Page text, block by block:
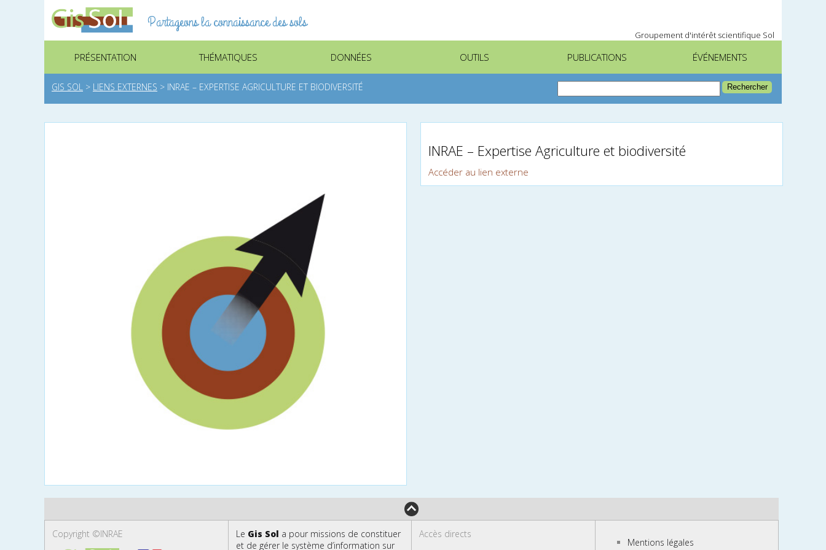
Partageons la connaissance des sols
Groupement d'intérêt scientifique Sol
PRÉSENTATION THÉMATIQUES DONNÉES OUTILS PUBLICATIONS ÉVÉNEMENTS
GIS SOL > LIENS EXTERNES > INRAE – EXPERTISE AGRICULTURE ET BIODIVERSITÉ
INRAE – Expertise Agriculture et biodiversité
Accéder au lien externe
Copyright ©INRAE Le Gis Sol a pour missions de constituer
et de gérer le système d’information sur
Accès directs
Mentions légales